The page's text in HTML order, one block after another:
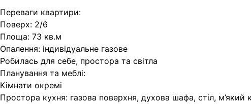
Переваги квартири:
Поверх: 2/6
Площа: 73 кв.м
Опалення: індивідуальне газове
Робилась для себе, простора та світла
Планування та меблі:
Кімнати окремі
Простора кухня: газова поверхня, духова шафа, стіл, м’який